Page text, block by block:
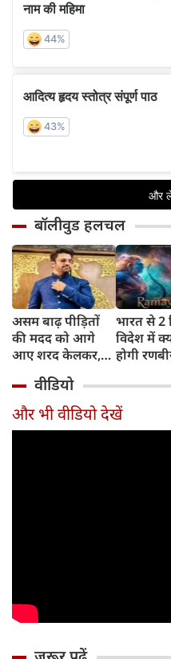
बॉलीवुड हलचल
असम बाढ़ पीड़ितों
की मदद को आगे
आए शरद केलकर,
साथ की भावुक
अपील
भारत से 2
विदेश में
होगी
मल्होत्रा ने
रिलीज प्लान
वीडियो
और भी वीडियो देखें